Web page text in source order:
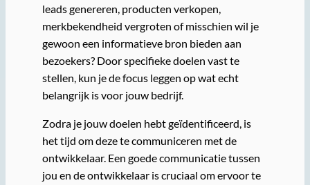
leads genereren, producten verkopen,
merkbekendheid vergroten of misschien wil je
gewoon een informatieve bron bieden aan
bezoekers? Door specifieke doelen vast te
stellen, kun je de focus leggen op wat echt
belangrijk is voor jouw bedrijf.
Zodra je jouw doelen hebt geïdentificeerd, is
het tijd om deze te communiceren met de
ontwikkelaar. Een goede communicatie tussen
jou en de ontwikkelaar is cruciaal om ervoor te